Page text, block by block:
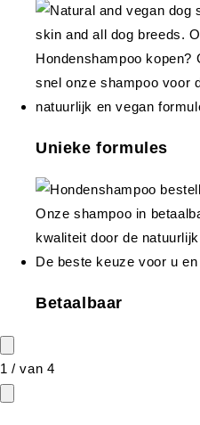
Unieke formules
Betaalbaar
1 /van 4